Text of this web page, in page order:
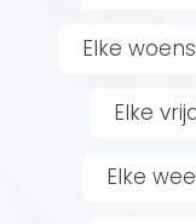
Elke
Elke
Elke